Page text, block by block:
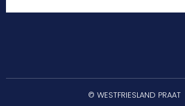
© WESTFRIESLAND PRAAT